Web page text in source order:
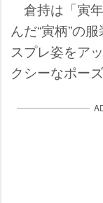
倉持は「寅
んだ“寅柄”の
スプレ姿をア
クシーなポー